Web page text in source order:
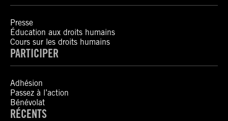
Presse
Éducation aux droits humains
Cours sur les droits humains
PARTICIPER
Adhésion
Passez à l’action
Bénévolat
RÉCENTS